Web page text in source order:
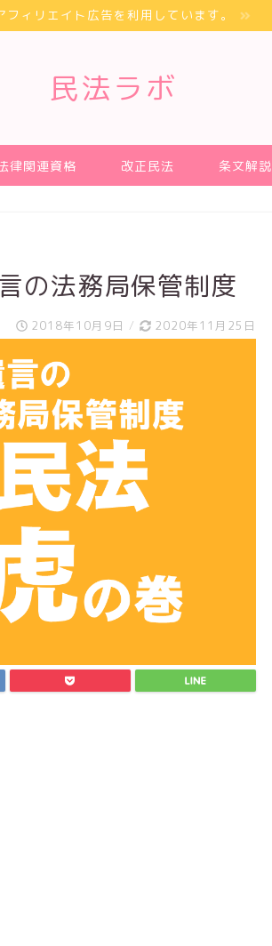
フィリエイト広告を利用しています。
民法ラボ
律関連資格 改正民法 条文解説
の法務局保管制度
2018年10月9日 / 2020年11月25日